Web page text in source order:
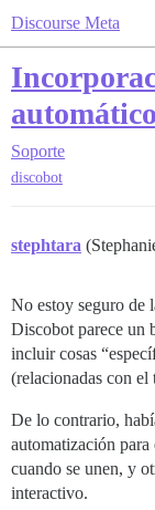
Discourse Meta
Soporte
discobot
stephtara
No estoy seguro de
Discobot parece un
incluir cosas
(relacionadas con el
De lo contrario,
automatización
cuando se unen, y
interactivo.